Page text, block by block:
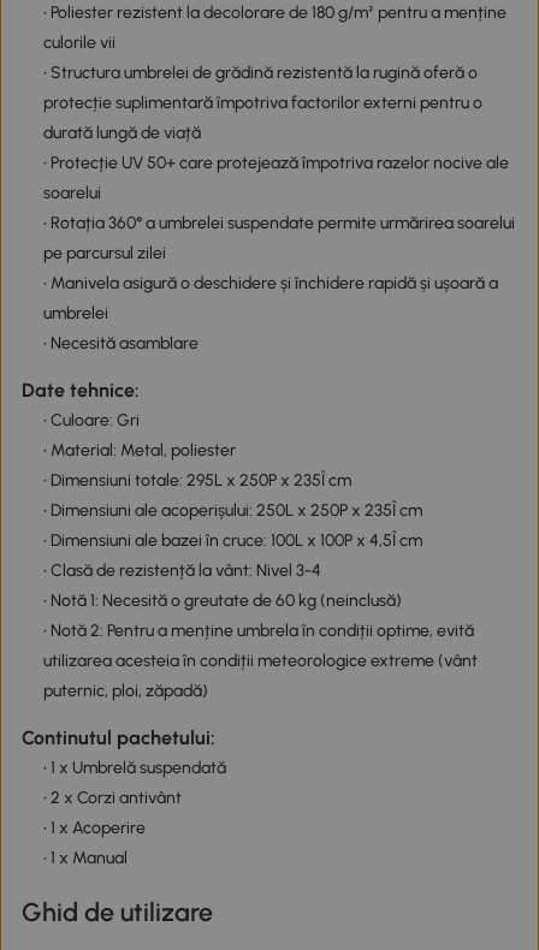
• Poliester rezistent la decolorare de 180 g/m² pentru a menține
culorile vii
• Structura umbrelei de grădină rezistentă la rugină oferă o
protecție suplimentară împotriva factorilor externi pentru o
durată lungă de viață
• Protecție UV 50+ care protejează împotriva razelor nocive ale
soarelui
• Rotația 360° a umbrelei suspendate permite urmărirea soarelui
pe parcursul zilei
• Manivela asigură o deschidere și închidere rapidă și ușoară a
umbrelei
• Necesită asamblare
Date tehnice:
• Culoare: Gri
• Material: Metal, poliester
• Dimensiuni totale: 295L x 250P x 235Î cm
• Dimensiuni ale acoperișului: 250L x 250P x 235Î cm
• Dimensiuni ale bazei în cruce: 100L x 100P x 4,5Î cm
• Clasă de rezistență la vânt: Nivel 3-4
• Notă 1: Necesită o greutate de 60 kg (neinclusă)
• Notă 2: Pentru a menține umbrela în condiții optime, evită
utilizarea acesteia în condiții meteorologice extreme (vânt
puternic, ploi, zăpadă)
Continutul pachetului:
• 1 x Umbrelă suspendată
• 2 x Corzi antivânt
• 1 x Acoperire
• 1 x Manual
Ghid de utilizare